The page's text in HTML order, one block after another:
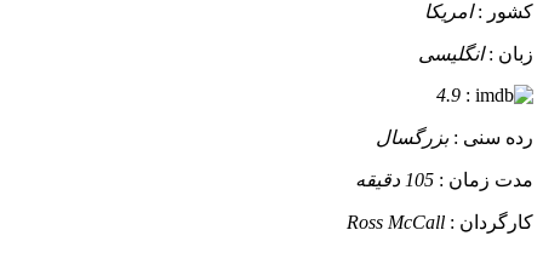
کشور :امریکا
زبان :انگلیسی
:
4.9
رده سنی :بزرگسال
مدت زمان : 105 دقیقه
کارگردان : Ross McCall